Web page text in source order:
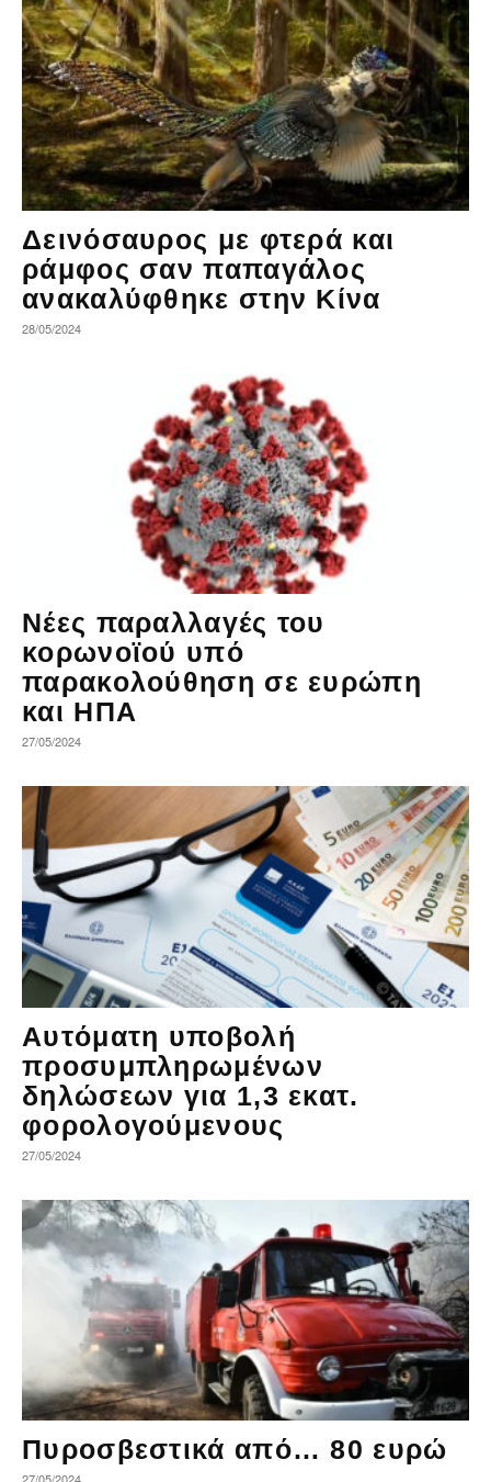
Δεινόσαυρος με φτερά και
ράμφος σαν παπαγάλος
ανακαλύφθηκε στην Κίνα
28/05/2024
Νέες παραλλαγές του
κορωνοϊού υπό
παρακολούθηση σε ευρώπη
και ΗΠΑ
27/05/2024
Αυτόματη υποβολή
προσυμπληρωμένων
δηλώσεων για 1,3 εκατ.
φορολογούμενους
27/05/2024
Πυροσβεστικά από… 80 ευρώ